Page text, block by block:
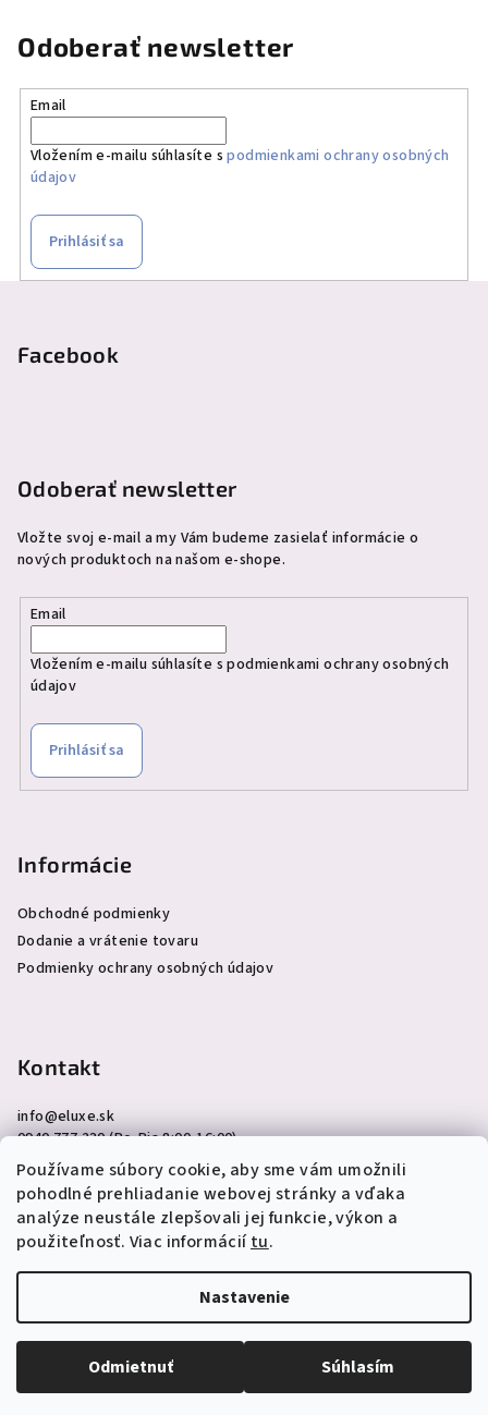
Používame súbory cookie, aby sme vám umožnili
pohodlné prehliadanie webovej stránky a vďaka
analýze neustále zlepšovali jej funkcie, výkon a
použiteľnosť. Viac informáciítu.
Nastavenie
Odmietnuť Súhlasím
Odoberať newsletter
Email
Vložením e-mailu súhlasíte spodmienkami ochrany osobných
údajov
Prihlásiť sa
Facebook
Odoberať newsletter
Vložte svoj e-mail a my Vám budeme zasielať informácie o
nových produktoch na našom e-shope.
Email
Vložením e-mailu súhlasíte spodmienkami ochrany osobných
údajov
Prihlásiť sa
Informácie
Obchodné podmienky
Dodanie a vrátenie tovaru
Podmienky ochrany osobných údajov
Kontakt
info@eluxe.sk
0940 777 230 (Po-Pia 8:00-16:00)
Copyright 2026eLuxe.sk. Všetky práva vyhradené.Upraviť
nastavenie cookies
Vytvoril Shoptet